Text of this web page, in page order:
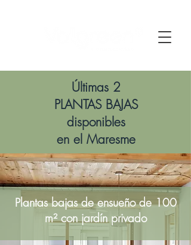
Últimas 2
PLANTAS BAJAS
disponibles
en el Maresme
Plantas bajas de ensueño de 100
m² con jardín privado​